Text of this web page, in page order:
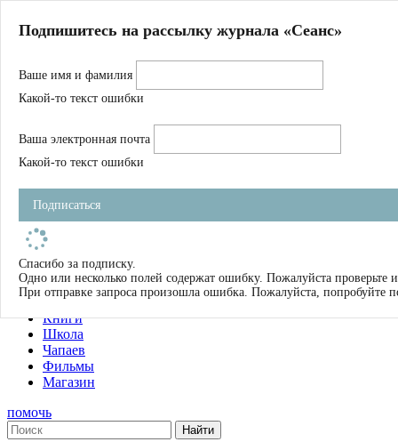
Магазин
Журнал
Школа
Устав
Фильмы
Имена
Тэги
О нас
Журнал
Книги
Школа
Чапаев
Фильмы
Магазин
помочь
Подпишитесь на рассылку журнала «Сеанс»
Ваше имя и фамилия
Какой-то текст ошибки
Ваша электронная почта
Какой-то текст ошибки
Подписаться
Спасибо за подписку.
Одно или несколько полей содержат ошибку. Пожалуйста проверьте
При отправке запроса произошла ошибка. Пожалуйста, попробуйте